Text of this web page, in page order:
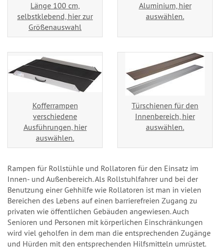
Länge 100 cm,
selbstklebend, hier zur
Größenauswahl
Aluminium, hier
auswählen.
Kofferrampen
verschiedene
Ausführungen, hier
auswählen.
Türschienen für den
Innenbereich, hier
auswählen.
Rampen für Rollstühle und Rollatoren für den Einsatz im
Innen- und Außenbereich. Als Rollstuhlfahrer und bei der
Benutzung einer Gehhilfe wie Rollatoren ist man in vielen
Bereichen des Lebens auf einen barrierefreien Zugang zu
privaten wie öffentlichen Gebäuden angewiesen. Auch
Senioren und Personen mit körperlichen Einschränkungen
wird viel geholfen in dem man die entsprechenden Zugänge
und Hürden mit den entsprechenden Hilfsmitteln umrüstet.